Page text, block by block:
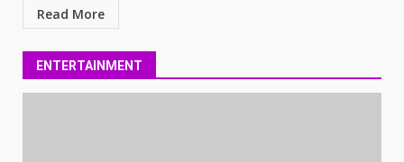
Read More
ENTERTAINMENT